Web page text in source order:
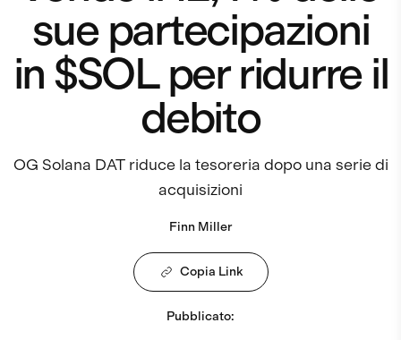
sue partecipazioni
in $SOL per ridurre il
debito
OG Solana DAT riduce la tesoreria dopo una serie di
acquisizioni
Finn Miller
Copia Link
Pubblicato: